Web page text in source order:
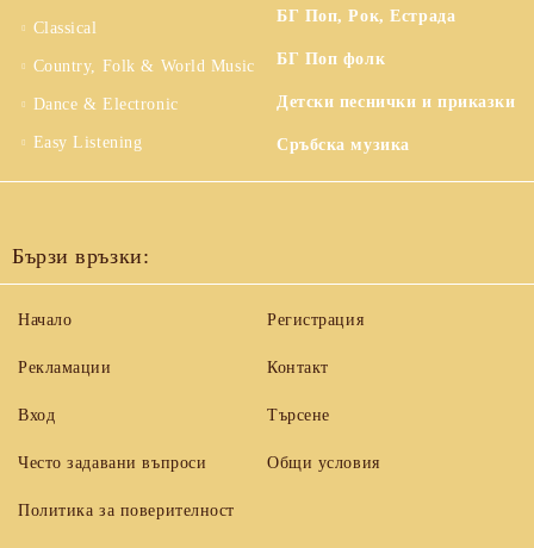
Classical
Country, Folk & World Music
Dance & Electronic
Easy Listening
БГ Поп, Рок, Естрада
БГ Поп фолк
Детски песнички и приказки
Сръбска музика
Бързи връзки:
Начало
Рекламации
Вход
Често задавани въпроси
Регистрация
Контакт
Търсене
Общи условия
Политика за поверителност